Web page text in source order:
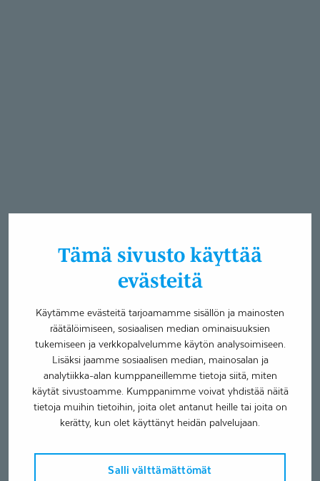
Tämä sivusto käyttää
evästeitä
Käytämme evästeitä tarjoamamme sisällön ja mainosten
räätälöimiseen, sosiaalisen median ominaisuuksien
tukemiseen ja verkkopalvelumme käytön analysoimiseen.
Lisäksi jaamme sosiaalisen median, mainosalan ja
analytiikka-alan kumppaneillemme tietoja siitä, miten
käytät sivustoamme. Kumppanimme voivat yhdistää näitä
tietoja muihin tietoihin, joita olet antanut heille tai joita on
kerätty, kun olet käyttänyt heidän palvelujaan.
Salli välttämättömät